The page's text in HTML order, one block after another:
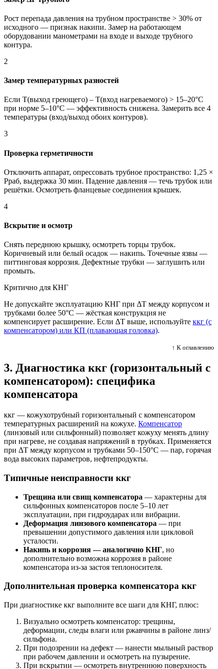
Рост перепада давления на трубном пространстве > 30% от
исходного — признак накипи. Замер на работающем
оборудовании манометрами на входе и выходе трубного
контура.
2
Замер температурных разностей
Если T(выход греющего) – T(вход нагреваемого) > 15–20°C
при норме 5–10°C — эффективность снижена. Замерить все 4
температуры (вход/выход обоих контуров).
3
Проверка герметичности
Отключить аппарат, опрессовать трубное пространство: 1,25 ×
Рраб, выдержка 30 мин. Падение давления — течь трубок или
решётки. Осмотреть фланцевые соединения крышек.
4
Вскрытие и осмотр
Снять переднюю крышку, осмотреть торцы трубок.
Коричневый или белый осадок — накипь. Точечные язвы —
питтинговая коррозия. Дефектные трубки — заглушить или
промыть.
Критично для КНГ
Не допускайте эксплуатацию КНГ при ΔT между корпусом и
трубками более 50°C — жёсткая конструкция не
компенсирует расширение. Если ΔT выше, используйте ккг (с
компенсатором) или КП (плавающая головка).
↑ К оглавлению
3. Диагностика ккг (горизонтальный с
компенсатором): специфика
компенсатора
ккг — кожухотрубный горизонтальный с компенсатором
температурных расширений на кожухе. Компенсатор
(линзовый или сильфонный) позволяет кожуху менять длину
при нагреве, не создавая напряжений в трубках. Применяется
при ΔT между корпусом и трубками 50–150°C — пар, горячая
вода высоких параметров, нефтепродукты.
Типичные неисправности ккг
Трещина или свищ компенсатора — характерны для
сильфонных компенсаторов после 5–10 лет
эксплуатации, при гидроударах или вибрации.
Деформация линзового компенсатора — при
превышении допустимого давления или цикловой
усталости.
Накипь и коррозия — аналогично КНГ, но
дополнительно возможна коррозия в районе
компенсатора из-за застоя теплоносителя.
Дополнительная проверка компенсатора ккг
При диагностике ккг выполните все шаги для КНГ, плюс:
Визуально осмотреть компенсатор: трещины,
деформации, следы влаги или ржавчины в районе линз/
сильфона.
При подозрении на дефект — нанести мыльный раствор
при рабочем давлении и осмотреть на пузырение.
При вскрытии — осмотреть внутреннюю поверхность